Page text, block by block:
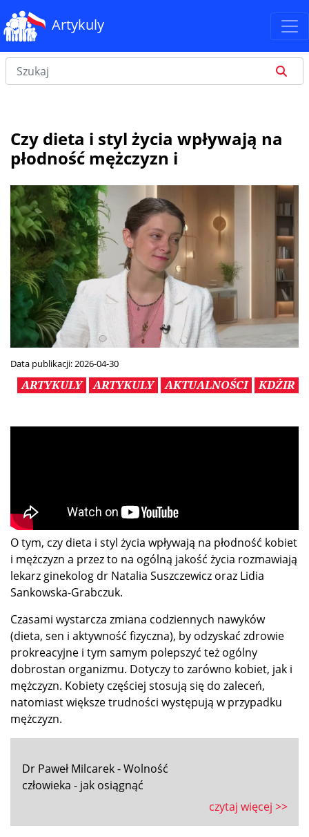
Artykuly
Czy dieta i styl życia wpływają na
płodność mężczyzn i
Data publikacji:2026-04-30
ARTYKULY ARTYKULY AKTUALNOŚCI KDŻIR
O tym, czy dieta i styl życia wpływają na płodność kobiet
i mężczyzn a przez to na ogólną jakość życia rozmawiają
lekarz ginekolog dr Natalia Suszczewicz oraz Lidia
Sankowska-Grabczuk.
Czasami wystarcza zmiana codziennych nawyków
(dieta, sen i aktywność fizyczna), by odzyskać zdrowie
prokreacyjne i tym samym polepszyć też ogólny
dobrostan organizmu. Dotyczy to zarówno kobiet, jak i
mężczyzn. Kobiety częściej stosują się do zaleceń,
natomiast większe trudności występują w przypadku
mężczyzn.
Dr Paweł Milcarek - Wolność
człowieka - jak osiągnąć
czytaj więcej >>